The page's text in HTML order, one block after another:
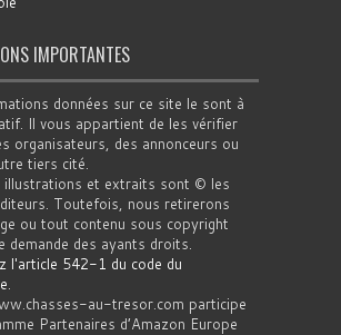
IMPORTANTES
données sur ce site le sont à
Il vous appartient de les vérifier
organisateurs, des annonceurs ou
tiers cité.
illustrations et extraits sont © les
Toutefois, nous retirerons
ou tout contenu sous copyright
demande des ayants droits.
l'article 542-1 du code du
.
au-tresor.com participe
Partenaires d’Amazon Europe